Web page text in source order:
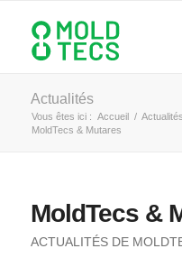
Actualités
Vous êtes ici : Accueil / Actualités
MoldTecs & Mutares
MoldTecs &
ACTUALITÉS DE